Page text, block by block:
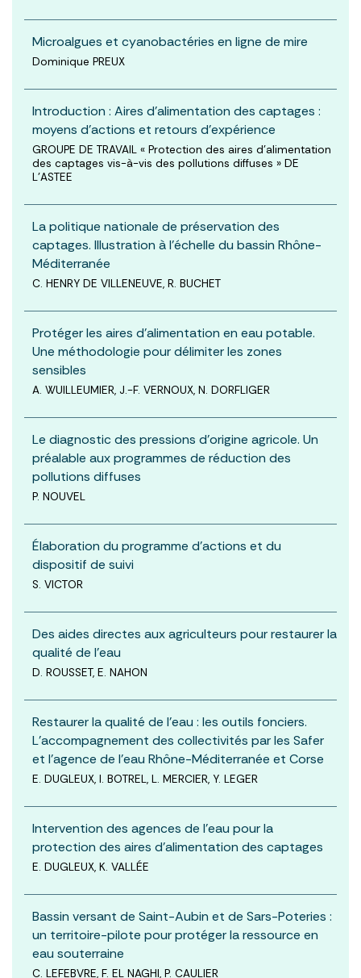
Microalgues et cyanobactéries en ligne de mire
Dominique PREUX
Introduction : Aires d’alimentation des captages :
moyens d’actions et retours d’expérience
GROUPE DE TRAVAIL « Protection des aires d’alimentation
des captages vis-à-vis des pollutions diffuses » DE
L'ASTEE
La politique nationale de préservation des
captages. Illustration à l’échelle du bassin Rhône-
Méditerranée
C. HENRY DE VILLENEUVE, R. BUCHET
Protéger les aires d’alimentation en eau potable.
Une méthodologie pour délimiter les zones
sensibles
A. WUILLEUMIER, J.-F. VERNOUX, N. DORFLIGER
Le diagnostic des pressions d’origine agricole. Un
préalable aux programmes de réduction des
pollutions diffuses
P. NOUVEL
Élaboration du programme d’actions et du
dispositif de suivi
S. VICTOR
Des aides directes aux agriculteurs pour restaurer la
qualité de l’eau
D. ROUSSET, E. NAHON
Restaurer la qualité de l’eau : les outils fonciers.
L’accompagnement des collectivités par les Safer
et l’agence de l’eau Rhône-Méditerranée et Corse
E. DUGLEUX, I. BOTREL, L. MERCIER, Y. LEGER
Intervention des agences de l’eau pour la
protection des aires d’alimentation des captages
E. DUGLEUX, K. VALLÉE
Bassin versant de Saint-Aubin et de Sars-Poteries :
un territoire-pilote pour protéger la ressource en
eau souterraine
C. LEFEBVRE, F. EL NAGHI, P. CAULIER